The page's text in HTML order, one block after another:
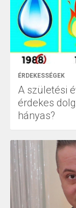
ÉRDEKESSÉGEK
A születési
érdekes
hányas?